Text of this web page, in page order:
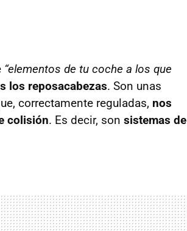
“elementos de tu coche a los que
los reposacabezas. Son unas
correctamente reguladas, nos
colisión. Es decir, son sistemas de